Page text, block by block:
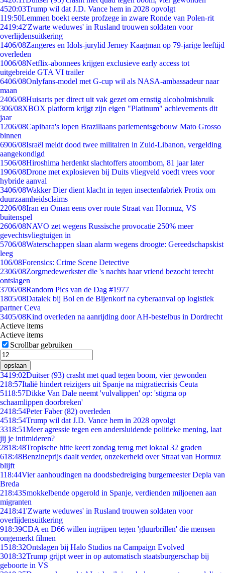
4520:03Trump wil dat J.D. Vance hem in 2028 opvolgt
119:50Lemmen boekt eerste profzege in zware Ronde van Polen-rit
2419:42'Zwarte weduwes' in Rusland trouwen soldaten voor
overlijdensuitkering
1406/08Zangeres en Idols-jurylid Jerney Kaagman op 79-jarige leeftijd
overleden
1006/08Netflix-abonnees krijgen exclusieve early access tot
uitgebreide GTA VI trailer
6406/08Onlyfans-model met G-cup wil als NASA-ambassadeur naar
maan
2406/08Huisarts per direct uit vak gezet om ernstig alcoholmisbruik
306/08XBOX platform krijgt zijn eigen "Platinum" achievements dit
jaar
1206/08Capibara's lopen Braziliaans parlementsgebouw Mato Grosso
binnen
6906/08Israël meldt dood twee militairen in Zuid-Libanon, vergelding
aangekondigd
1506/08Hiroshima herdenkt slachtoffers atoombom, 81 jaar later
1906/08Drone met explosieven bij Duits vliegveld voedt vrees voor
hybride aanval
3406/08Wakker Dier dient klacht in tegen insectenfabriek Protix om
duurzaamheidsclaims
2206/08Iran en Oman eens over route Straat van Hormuz, VS
buitenspel
2606/08NAVO zet wegens Russische provocatie 250% meer
gevechtsvliegtuigen in
5706/08Waterschappen slaan alarm wegens droogte: Gereedschapskist
leeg
106/08Forensics: Crime Scene Detective
2306/08Zorgmedewerkster die 's nachts haar vriend bezocht terecht
ontslagen
3706/08Random Pics van de Dag #1977
1805/08Datalek bij Bol en de Bijenkorf na cyberaanval op logistiek
partner Ceva
3405/08Kind overleden na aanrijding door AH-bestelbus in Dordrecht
Actieve items
Actieve items
Scrollbar gebruiken
opslaan
3419:02Duitser (93) crasht met quad tegen boom, vier gewonden
218:57Italië hindert reizigers uit Spanje na migratiecrisis Ceuta
5118:57Dikke Van Dale neemt 'vulvalippen' op: 'stigma op
schaamlippen doorbreken'
2418:54Peter Faber (82) overleden
4518:54Trump wil dat J.D. Vance hem in 2028 opvolgt
3318:51Meer agressie tegen een andersluidende politieke mening, laat
jij je intimideren?
2818:48Tropische hitte keert zondag terug met lokaal 32 graden
618:48Benzineprijs daalt verder, onzekerheid over Straat van Hormuz
blijft
118:44Vier aanhoudingen na doodsbedreiging burgemeester Depla van
Breda
218:43Smokkelbende opgerold in Spanje, verdienden miljoenen aan
migranten
2418:41'Zwarte weduwes' in Rusland trouwen soldaten voor
overlijdensuitkering
918:39CDA en D66 willen ingrijpen tegen 'gluurbrillen' die mensen
ongemerkt filmen
1518:32Ontslagen bij Halo Studios na Campaign Evolved
3018:32Trump grijpt weer in op automatisch staatsburgerschap bij
geboorte in VS